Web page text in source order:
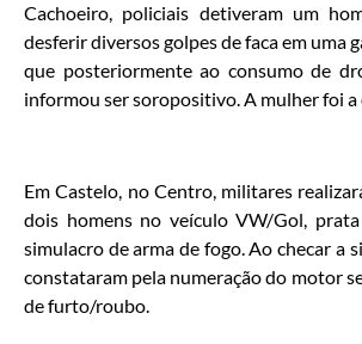
Cachoeiro, policiais detiveram um
desferir diversos golpes de faca em uma
que posteriormente ao consumo de
informou ser soropositivo. A mulher foi
Em Castelo, no Centro, militares
dois homens no veículo VW/Gol,
simulacro de arma de fogo. Ao checar a
constataram pela numeração do motor
de furto/roubo.